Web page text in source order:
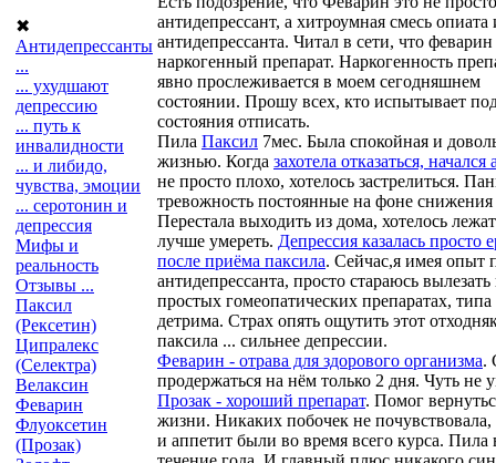
✖
Антидепрессанты
...
... ухудшают
депрессию
... путь к
инвалидности
... и либидо,
чувства, эмоции
... серотонин и
депрессия
Мифы и
реальность
Отзывы ...
Паксил
(Рексетин)
Ципралекс
(Селектра)
Велаксин
Феварин
Флуоксетин
(Прозак)
антидепрессант, а хитроумная смесь опиата
антидепрессанта. Читал в сети, что феварин
наркогенный препарат. Наркогенность
явно прослеживается в моем сегодняшнем
состоянии. Прошу всех, кто испытывает
состояния отписать.
Пила Паксил 7мес. Была спокойная и
жизнью. Когда захотела отказаться, начался
не просто плохо, хотелось застрелиться.
тревожность постоянные на фоне
Перестала выходить из дома, хотелось
лучше умереть. Депрессия казалась просто
после приёма паксила. Сейчас,я имея опыт
антидепрессанта, просто стараюсь вылезать
простых гомеопатических препаратах, типа
детрима. Страх опять ощутить этот
паксила ... сильнее депрессии.
Феварин - отрава для здорового организма.
продержаться на нём только 2 дня. Чуть не
Прозак - хороший препарат. Помог
жизни. Никаких побочек не
и аппетит были во время всего курса. Пила